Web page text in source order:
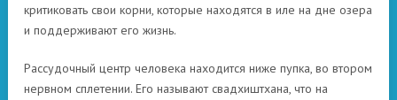
критиковать свои корни, которые находятся в иле на дне озера
и поддерживают его жизнь.
Рассудочный центр человека находится ниже пупка, во втором
нервном сплетении. Его называют свадхиштхана, что на